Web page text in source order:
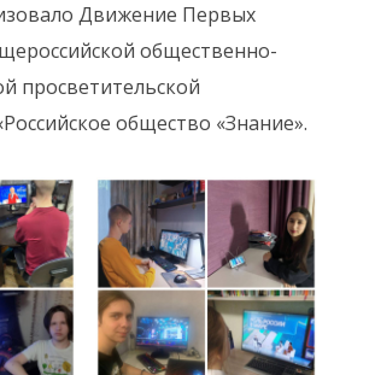
Движение Первых
общественно-
просветительской
общество «Знание».